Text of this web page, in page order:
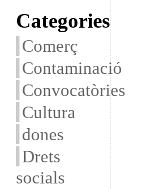
Categories
Comerç
Contaminació
Convocatòries
Cultura
dones
Drets
socials